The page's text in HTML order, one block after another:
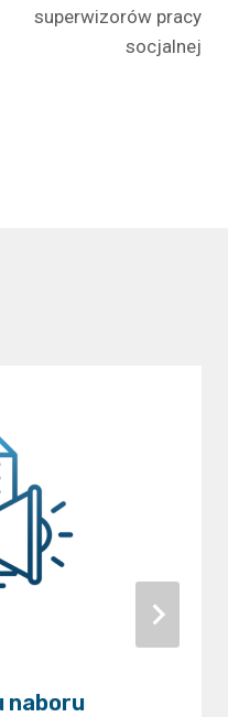
superwizorów pracy
socjalnej
naboru